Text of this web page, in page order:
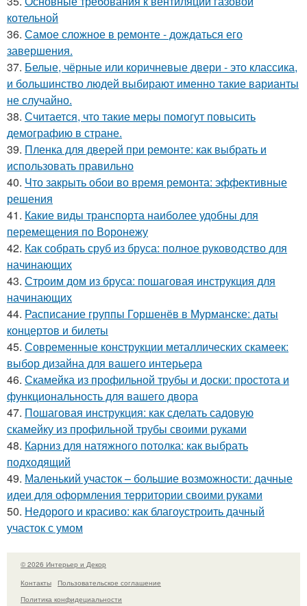
котельной
36. Самое сложное в ремонте - дождаться его
завершения.
37. Белые, чёрные или коричневые двери - это классика,
и большинство людей выбирают именно такие варианты
не случайно.
38. Считается, что такие меры помогут повысить
демографию в стране.
39. Пленка для дверей при ремонте: как выбрать и
использовать правильно
40. Что закрыть обои во время ремонта: эффективные
решения
41. Какие виды транспорта наиболее удобны для
перемещения по Воронежу
42. Как собрать сруб из бруса: полное руководство для
начинающих
43. Строим дом из бруса: пошаговая инструкция для
начинающих
44. Расписание группы Горшенёв в Мурманске: даты
концертов и билеты
45. Современные конструкции металлических скамеек:
выбор дизайна для вашего интерьера
46. Скамейка из профильной трубы и доски: простота и
функциональность для вашего двора
47. Пошаговая инструкция: как сделать садовую
скамейку из профильной трубы своими руками
48. Карниз для натяжного потолка: как выбрать
подходящий
49. Маленький участок – большие возможности: дачные
идеи для оформления территории своими руками
50. Недорого и красиво: как благоустроить дачный
участок с умом
© 2026 Интерьер и Декор
Контакты
Пользовательское соглашение
Политика конфидециальности